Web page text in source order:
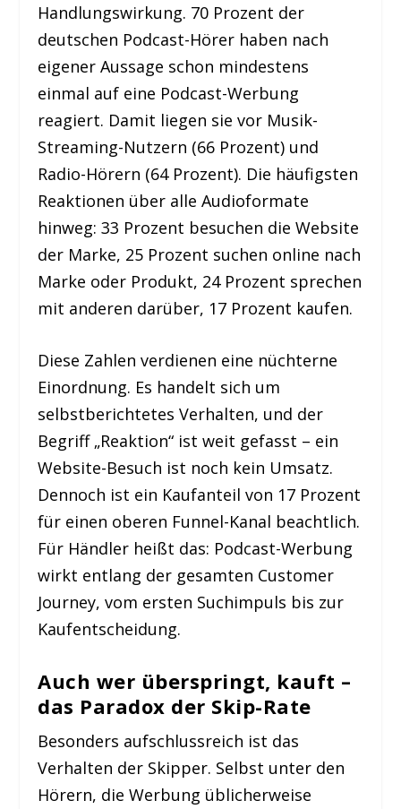
Handlungswirkung. 70 Prozent der
deutschen Podcast-Hörer haben nach
eigener Aussage schon mindestens
einmal auf eine Podcast-Werbung
reagiert. Damit liegen sie vor Musik-
Streaming-Nutzern (66 Prozent) und
Radio-Hörern (64 Prozent). Die häufigsten
Reaktionen über alle Audioformate
hinweg: 33 Prozent besuchen die Website
der Marke, 25 Prozent suchen online nach
Marke oder Produkt, 24 Prozent sprechen
mit anderen darüber, 17 Prozent kaufen.
Diese Zahlen verdienen eine nüchterne
Einordnung. Es handelt sich um
selbstberichtetes Verhalten, und der
Begriff „Reaktion“ ist weit gefasst – ein
Website-Besuch ist noch kein Umsatz.
Dennoch ist ein Kaufanteil von 17 Prozent
für einen oberen Funnel-Kanal beachtlich.
Für Händler heißt das: Podcast-Werbung
wirkt entlang der gesamten Customer
Journey, vom ersten Suchimpuls bis zur
Kaufentscheidung.
Auch wer überspringt, kauft –
das Paradox der Skip-Rate
Besonders aufschlussreich ist das
Verhalten der Skipper. Selbst unter den
Hörern, die Werbung üblicherweise